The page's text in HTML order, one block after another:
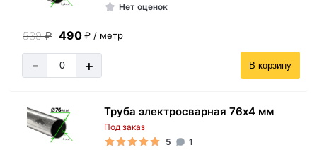
Нет оценок
539₽ 490 ₽ / метр
- + В корзину
Труба электросварная 76х4 мм
Под заказ
5
1